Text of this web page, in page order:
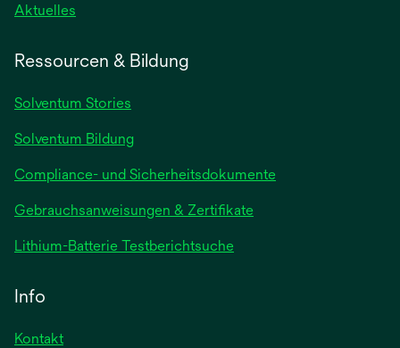
Aktuelles
Registerkarte
Ressourcen & Bildung
Solventum Stories
Solventum Bildung
Compliance- und Sicherheitsdokumente
Gebrauchsanweisungen & Zertifikatewird
Lithium-Batterie Testberichtsuchewird
Info
Kontakt